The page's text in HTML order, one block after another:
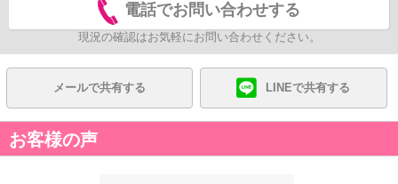
電話でお問い合わせする
現況の確認はお気軽にお問い合わせください。
メールで共有する LINEで共有する
お客様の声